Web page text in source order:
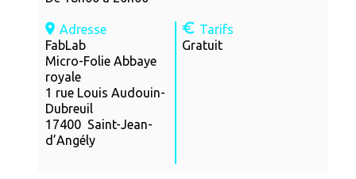
Adresse
FabLab
Micro-Folie Abbaye
royale
1 rue Louis Audouin-
Dubreuil
17400 Saint-Jean-
d’Angély
Tarifs
Gratuit